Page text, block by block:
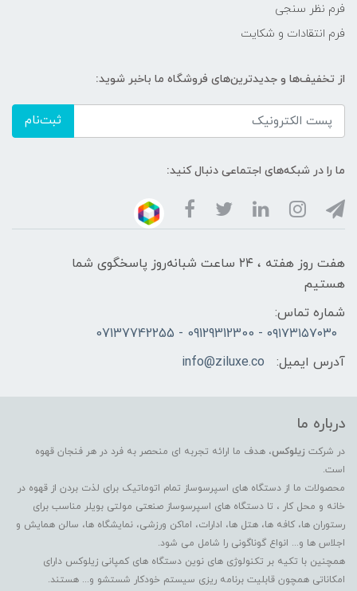
فرم نظر سنجی
فرم انتقادات و شکایت
از تخفیف‌ها و جدیدترین‌های فروشگاه ما باخبر شوید:
ثبت‌نام
ما را در شبکه‌های اجتماعی دنبال کنید:
هفت روز هفته ، ۲۴ ساعت شبانه‌روز پاسخگوی شما
هستیم
شماره تماس:
۰۹۱۷۳۱۵۷۰۳۰ - 09129312300 - 07137742255
آدرس ایمیل:
info@ziluxe.co
درباره ما
در شرکت زیلوکس، هدف ما ارائه تجربه ای منحصر به فرد در هر فنجان قهوه
است.
محصولات ما از دستگاه های اسپرسوساز تمام اتوماتیک برای لذت بردن از قهوه در
خانه و محل کار ، تا دستگاه های اسپرسوساز صنعتی مولتی بویلر مناسب برای
رستوران ها، کافه ها، هتل ها، ادارات، اماکن ورزشی، نمایشگاه ها، سالن همایش و
اجلاس ها و... انواع گوناگونی را شامل می شود.
همچنین با تکیه بر تکنولوژی های نوین دستگاه های کمپانی زیلوکس دارای
امکاناتی همچون قابلیت برنامه ریزی سیستم خودکار شستشو و... هستند.